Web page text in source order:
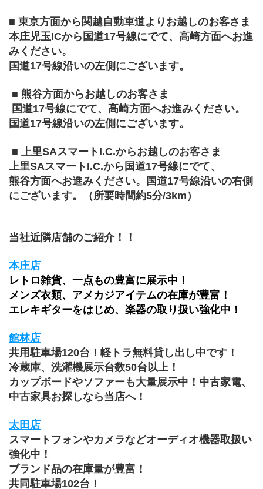
■ 東京方面から関越自動車道よりお越しのお客さま
本庄児玉ICから国道17号線にでて、高崎方面へお進
みください。
国道17号線沿いの左側にございます。
■ 熊谷方面からお越しのお客さま
国道17号線にでて、高崎方面へお進みください。
国道17号線沿いの左側にございます。
■ 上里SAスマートI.C.からお越しのお客さま
上里SAスマートI.C.から国道17号線にでて、
熊谷方面へお進みください。国道17号線沿いの右側
にございます。（所要時間約5分/3km）
当社近隣店舗のご紹介！！
本庄店
レトロ雑貨、一点もの豊富に展示中！
メンズ衣類、アメカジアイテムの在庫が豊富！
エレキギターをはじめ、楽器の取り扱い強化中！
館林店
共用駐車場120台！軽トラ無料貸し出し中です！
冷蔵庫、洗濯機展示台数50台以上！
カップボードやソファーも大量展示中！中古家電、
中古家具お探しなら当店へ！
太田店
スマートフォンやカメラなどオーディオ機器取扱い
強化中！
ブランド品の在庫量が豊富！
共同駐車場102台！